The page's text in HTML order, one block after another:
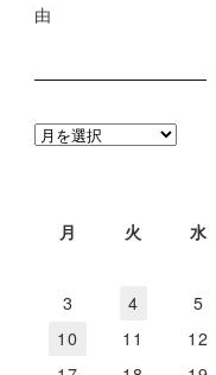
由
ア
月
火 水
3
4 5
10
11 12